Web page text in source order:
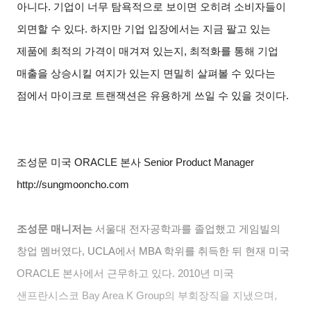
아니다. 기업이 너무 탐욕적으로 보이면 오히려 소비자들이
외면할 수 있다. 하지만 기업 입장에서는 지금 팔고 있는
제품에 최적의 가격이 매겨져 있는지, 최적화를 통해 기업
매출을 상승시킬 여지가 있는지 면밀히 살펴볼 수 있다는
점에서 마이크로 트랜잭션은 유용하게 쓰일 수 있을 것이다.
조성문 미국 ORACLE 본사 Senior Product Manager
http://sungmooncho.com
조성문 매니저는 서울대 전자공학과를 졸업했고 게임빌의
창업 멤버였다, UCLA에서 MBA 학위를 취득한 뒤 현재 미국
ORACLE 본사에서 근무하고 있다. 2010년 미국
샌프란시스코 Bay Area K Group의 부회장직을 지냈으며,